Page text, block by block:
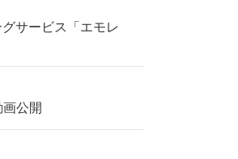
サービス「エモレ
公開